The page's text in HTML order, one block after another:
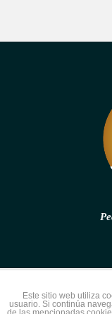
© 2015
reservados.
Este sitio web utiliza
usuario. Si continúa